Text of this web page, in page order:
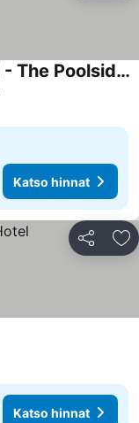
The Up Hotel Phu Quoc Island - The Poolside Escape
Katso hinnat
Jaa
Katso hinnat